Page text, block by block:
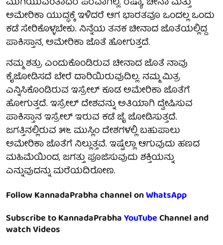
ಅಮೇರಿಕಾ ಯುದ್ಧಕ್ಕೆ ಇಳಿದರೆ ಆಗ ಭಾರತವೂ ಒಂದಲ್ಲ ಒಂದು
ಕಡೆ ಸೇರಿಕೊಳ್ಳಬೇಕು. ನಿನ್ನೆಯ ತನಕ ಚೀನಾದ ಜೊತೆಯಲ್ಲಿದ್ದ
ಪಾಕಿಸ್ತಾನ, ಅಮೇರಿಕಾ ಜೊತೆ ಹೋಗುತ್ತದೆ.
ನಮ್ಮ ಶತ್ರು ಎಂದುಕೊಂಡಿರುವ ಚೀನಾದ ಜೊತೆ ನಾವು
ಕೈಜೋಡಿಸದೆ ಬೇರೆ ದಾರಿಯಿರುವುದಿಲ್ಲ. ನಮ್ಮ ಮಿತ್ರ
ಎನ್ನಿಸಿಕೊಂಡಿರುವ ಇಸ್ರೇಲ್ ಕೂಡ ಅಮೇರಿಕಾ ಜೊತೆಗೆ
ಹೋಗುತ್ತದೆ. ಇಸ್ರೇಲ್ ದೇಶವನ್ನು ಅತಿಯಾಗಿ ದ್ವೇಷಿಸುವ
ಪಾಕಿಸ್ತಾನ ಇಸ್ರೇಲ್ ಇರುವ ಕಡೆ ಜೈ ಜೋಡಿಸುತ್ತದೆ.
ಜಗತ್ತಿನಲ್ಲಿರುವ ೫೬ ಮುಸ್ಲಿಂ ದೇಶಗಳಲ್ಲಿ ಬಹುಪಾಲು
ಅಮೇರಿಕಾ ಜೊತೆಗೆ ನಿಲ್ಲುತ್ತವೆ. ಇಷ್ಟೆಲ್ಲಾ ಆಗುವುದು ಹಣದ
ಮಹಿಮೆಯಿಂದ, ಜಗತ್ತು ಪೂಜಿಸುವುದು ಶಕ್ತಿಯನ್ನು
ಎನ್ನುವುದನ್ನು ಮರೆಯದಿರೋಣ.
Follow KannadaPrabha channel onWhatsApp
Subscribe to KannadaPrabhaYouTubeChannel and
watch Videos